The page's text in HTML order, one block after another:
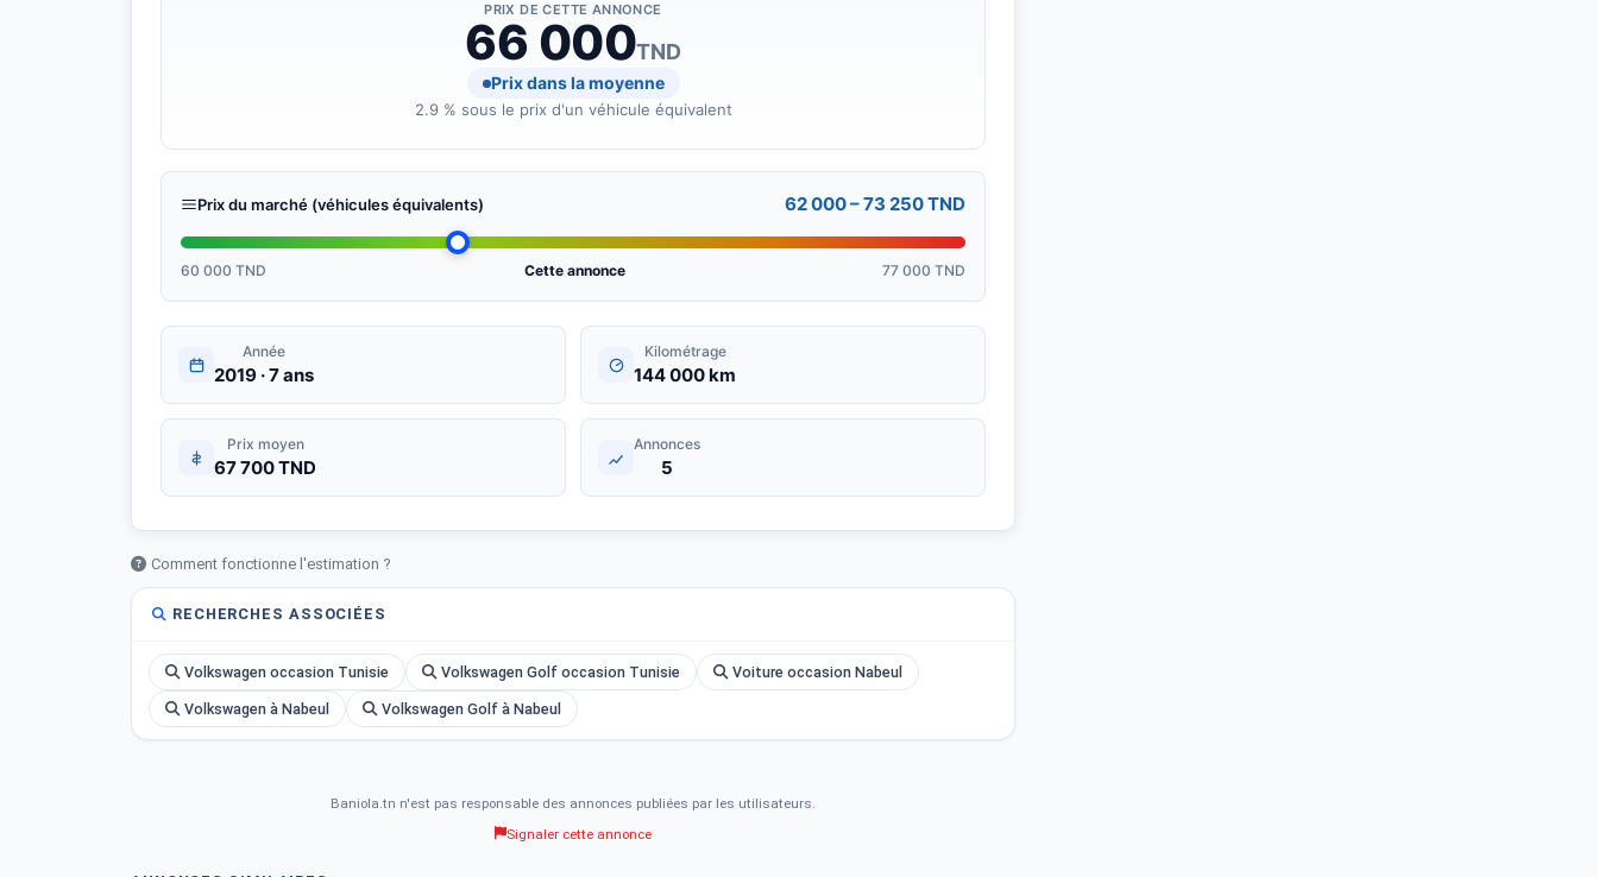
PRIX DE CETTE ANNONCE
66 000TND
Prix dans la moyenne
2.9 % sous le prix d'un véhicule équivalent
Prix du marché (véhicules équivalents) 62 000 – 73 250 TND
60 000 TND Cette annonce 77 000 TND
Année
2019 · 7 ans
Kilométrage
144 000 km
Prix moyen
67 700 TND
Annonces
5
Comment fonctionne l'estimation ?
RECHERCHES ASSOCIÉES
Volkswagen occasion Tunisie Volkswagen Golf occasion Tunisie Voiture occasion Nabeul
Volkswagen à Nabeul Volkswagen Golf à Nabeul
Baniola.tn n'est pas responsable des annonces publiées par les utilisateurs.
Signaler cette annonce